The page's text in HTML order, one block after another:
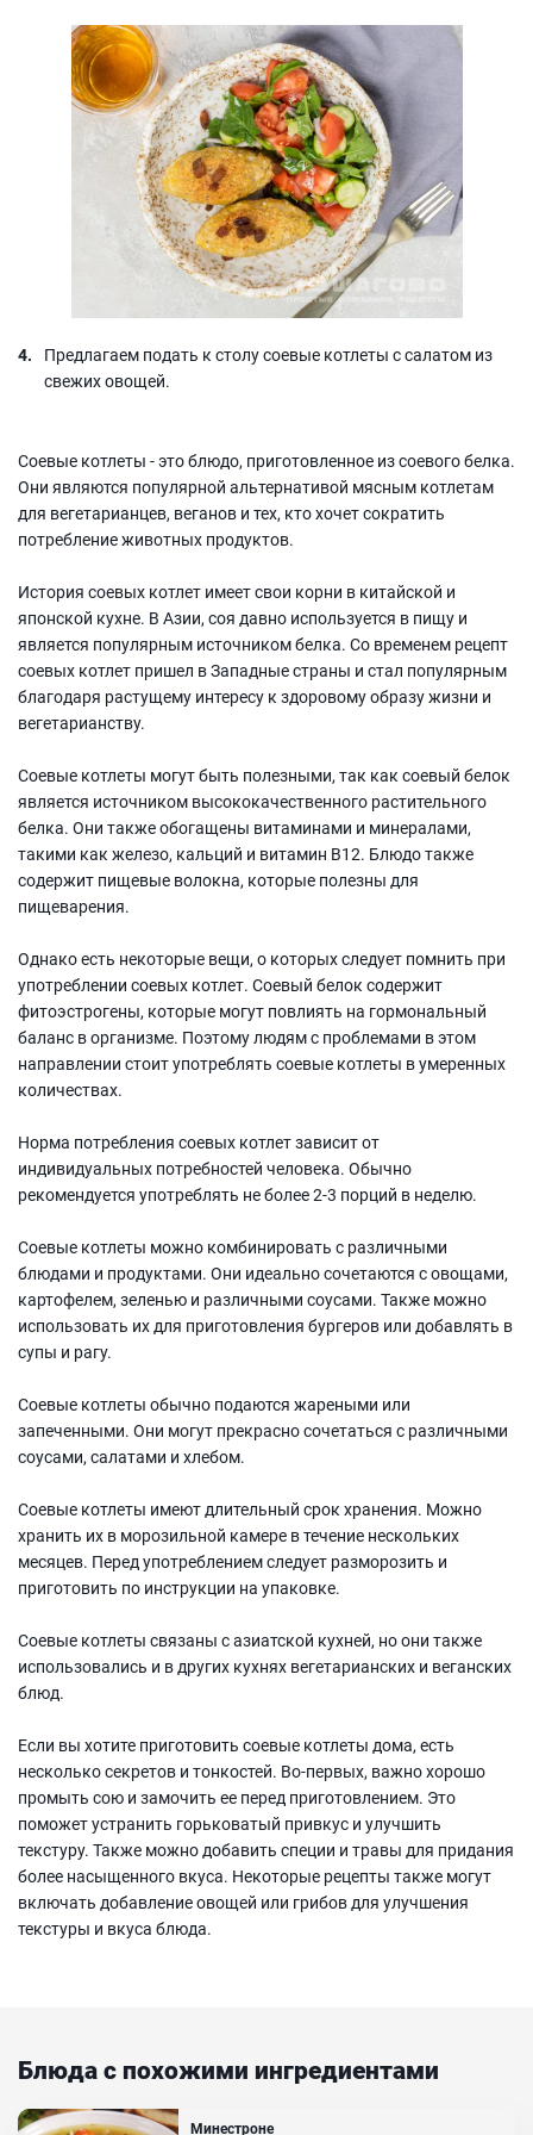
Предлагаем подать к столу соевые котлеты с салатом из
свежих овощей.
Соевые котлеты - это блюдо, приготовленное из соевого белка.
Они являются популярной альтернативой мясным котлетам
для вегетарианцев, веганов и тех, кто хочет сократить
потребление животных продуктов.
История соевых котлет имеет свои корни в китайской и
японской кухне. В Азии, соя давно используется в пищу и
является популярным источником белка. Со временем рецепт
соевых котлет пришел в Западные страны и стал популярным
благодаря растущему интересу к здоровому образу жизни и
вегетарианству.
Соевые котлеты могут быть полезными, так как соевый белок
является источником высококачественного растительного
белка. Они также обогащены витаминами и минералами,
такими как железо, кальций и витамин В12. Блюдо также
содержит пищевые волокна, которые полезны для
пищеварения.
Однако есть некоторые вещи, о которых следует помнить при
употреблении соевых котлет. Соевый белок содержит
фитоэстрогены, которые могут повлиять на гормональный
баланс в организме. Поэтому людям с проблемами в этом
направлении стоит употреблять соевые котлеты в умеренных
количествах.
Норма потребления соевых котлет зависит от
индивидуальных потребностей человека. Обычно
рекомендуется употреблять не более 2-3 порций в неделю.
Соевые котлеты можно комбинировать с различными
блюдами и продуктами. Они идеально сочетаются с овощами,
картофелем, зеленью и различными соусами. Также можно
использовать их для приготовления бургеров или добавлять в
супы и рагу.
Соевые котлеты обычно подаются жареными или
запеченными. Они могут прекрасно сочетаться с различными
соусами, салатами и хлебом.
Соевые котлеты имеют длительный срок хранения. Можно
хранить их в морозильной камере в течение нескольких
месяцев. Перед употреблением следует разморозить и
приготовить по инструкции на упаковке.
Соевые котлеты связаны с азиатской кухней, но они также
использовались и в других кухнях вегетарианских и веганских
блюд.
Если вы хотите приготовить соевые котлеты дома, есть
несколько секретов и тонкостей. Во-первых, важно хорошо
промыть сою и замочить ее перед приготовлением. Это
поможет устранить горьковатый привкус и улучшить
текстуру. Также можно добавить специи и травы для придания
более насыщенного вкуса. Некоторые рецепты также могут
включать добавление овощей или грибов для улучшения
текстуры и вкуса блюда.
Блюда с похожими ингредиентами
Минестроне